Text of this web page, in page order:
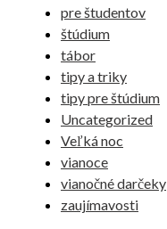
pre študentov
štúdium
tábor
tipy a triky
tipy pre štúdium
Uncategorized
Veľká noc
vianoce
vianočné darčeky
zaujímavosti